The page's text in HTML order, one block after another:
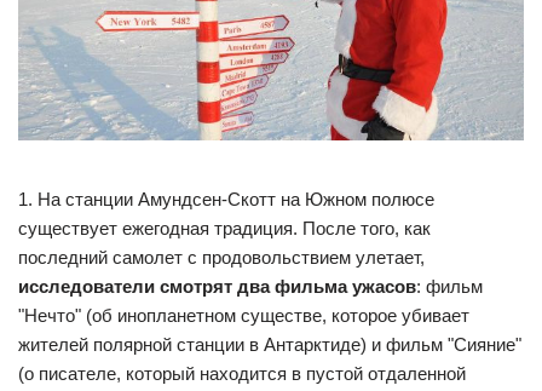
1. На станции Амундсен-Скотт на Южном полюсе
существует ежегодная традиция. После того, как
последний самолет с продовольствием улетает,
исследователи смотрят два фильма ужасов: фильм
"Нечто" (об инопланетном существе, которое убивает
жителей полярной станции в Антарктиде) и фильм "Сияние"
(о писателе, который находится в пустой отдаленной